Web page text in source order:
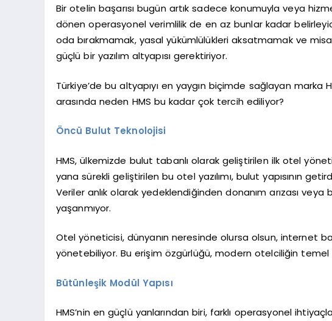
Bir otelin başarısı bugün artık sadece konumuyla veya
dönen operasyonel verimlilik de en az bunlar kadar
oda bırakmamak, yasal yükümlülükleri aksatmamak ve
güçlü bir yazılım altyapısı gerektiriyor.
Türkiye’de bu altyapıyı en yaygın biçimde sağlayan marka
arasında neden HMS bu kadar çok tercih ediliyor?
Öncü Bulut Teknolojisi
HMS, ülkemizde bulut tabanlı olarak geliştirilen ilk otel
yana sürekli geliştirilen bu otel yazılımı, bulut yapısının
Veriler anlık olarak yedeklendiğinden donanım arızası veya
yaşanmıyor.
Otel yöneticisi, dünyanın neresinde olursa olsun, internet
yönetebiliyor. Bu erişim özgürlüğü, modern otelciliğin
Bütünleşik Modül Yapısı
HMS’nin en güçlü yanlarından biri, farklı operasyonel